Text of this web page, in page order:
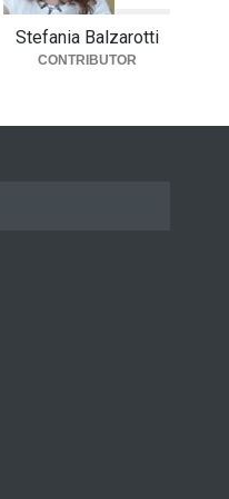
Stefania Balzarotti
CONTRIBUTOR